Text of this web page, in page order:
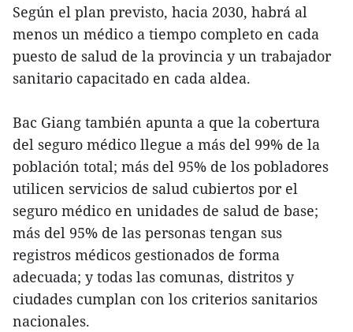
Según el plan previsto, hacia 2030, habrá al
menos un médico a tiempo completo en cada
puesto de salud de la provincia y un trabajador
sanitario capacitado en cada aldea.
Bac Giang también apunta a que la cobertura
del seguro médico llegue a más del 99% de la
población total; más del 95% de los pobladores
utilicen servicios de salud cubiertos por el
seguro médico en unidades de salud de base;
más del 95% de las personas tengan sus
registros médicos gestionados de forma
adecuada; y todas las comunas, distritos y
ciudades cumplan con los criterios sanitarios
nacionales.